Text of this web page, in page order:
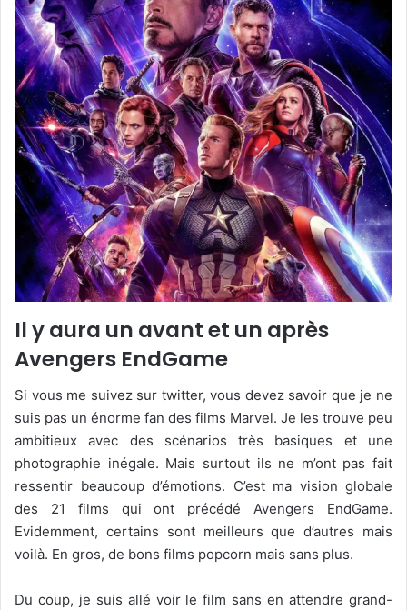
Il y aura un avant et un après
Avengers EndGame
Si vous me suivez sur twitter, vous devez savoir que je ne
suis pas un énorme fan des films Marvel. Je les trouve peu
ambitieux avec des scénarios très basiques et une
photographie inégale. Mais surtout ils ne m’ont pas fait
ressentir beaucoup d’émotions. C’est ma vision globale
des 21 films qui ont précédé Avengers EndGame.
Evidemment, certains sont meilleurs que d’autres mais
voilà. En gros, de bons films popcorn mais sans plus.
Du coup, je suis allé voir le film sans en attendre grand-